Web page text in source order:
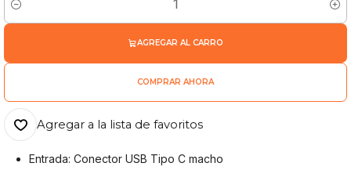
Cantidad
AGREGAR AL CARRO
COMPRAR AHORA
Agregar a la lista de favoritos
Entrada: Conector USB Tipo C macho